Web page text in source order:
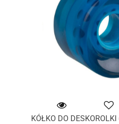
KÓŁKO DO